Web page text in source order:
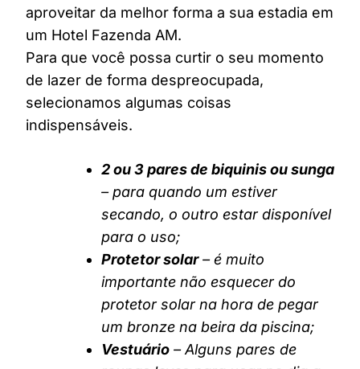
aproveitar da melhor forma a sua estadia em
um Hotel Fazenda AM.
Para que você possa curtir o seu momento
de lazer de forma despreocupada,
selecionamos algumas coisas
indispensáveis.
2 ou 3 pares de biquinis ou sunga
– para quando um estiver
secando, o outro estar disponível
para o uso;
Protetor solar– é muito
importante não esquecer do
protetor solar na hora de pegar
um bronze na beira da piscina;
Vestuário – Alguns pares de